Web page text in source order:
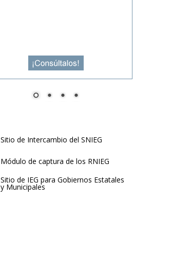
Sitio de Intercambio del SNIEG
Módulo de captura de los RNIEG
Sitio de IEG para Gobiernos Estatales
y Municipales